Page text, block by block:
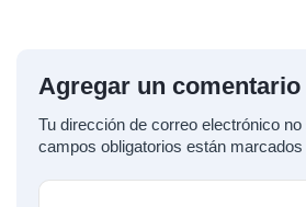
Agregar un comentario
Tu dirección de correo electrónico
campos obligatorios están